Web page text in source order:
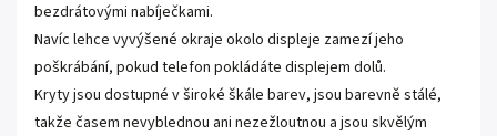
bezdrátovými nabíječkami.
Navíc lehce vyvýšené okraje okolo displeje zamezí jeho
poškrábání, pokud telefon pokládáte displejem dolů.
Kryty jsou dostupné v široké škále barev, jsou barevně stálé,
takže časem nevyblednou ani nezežloutnou a jsou skvělým